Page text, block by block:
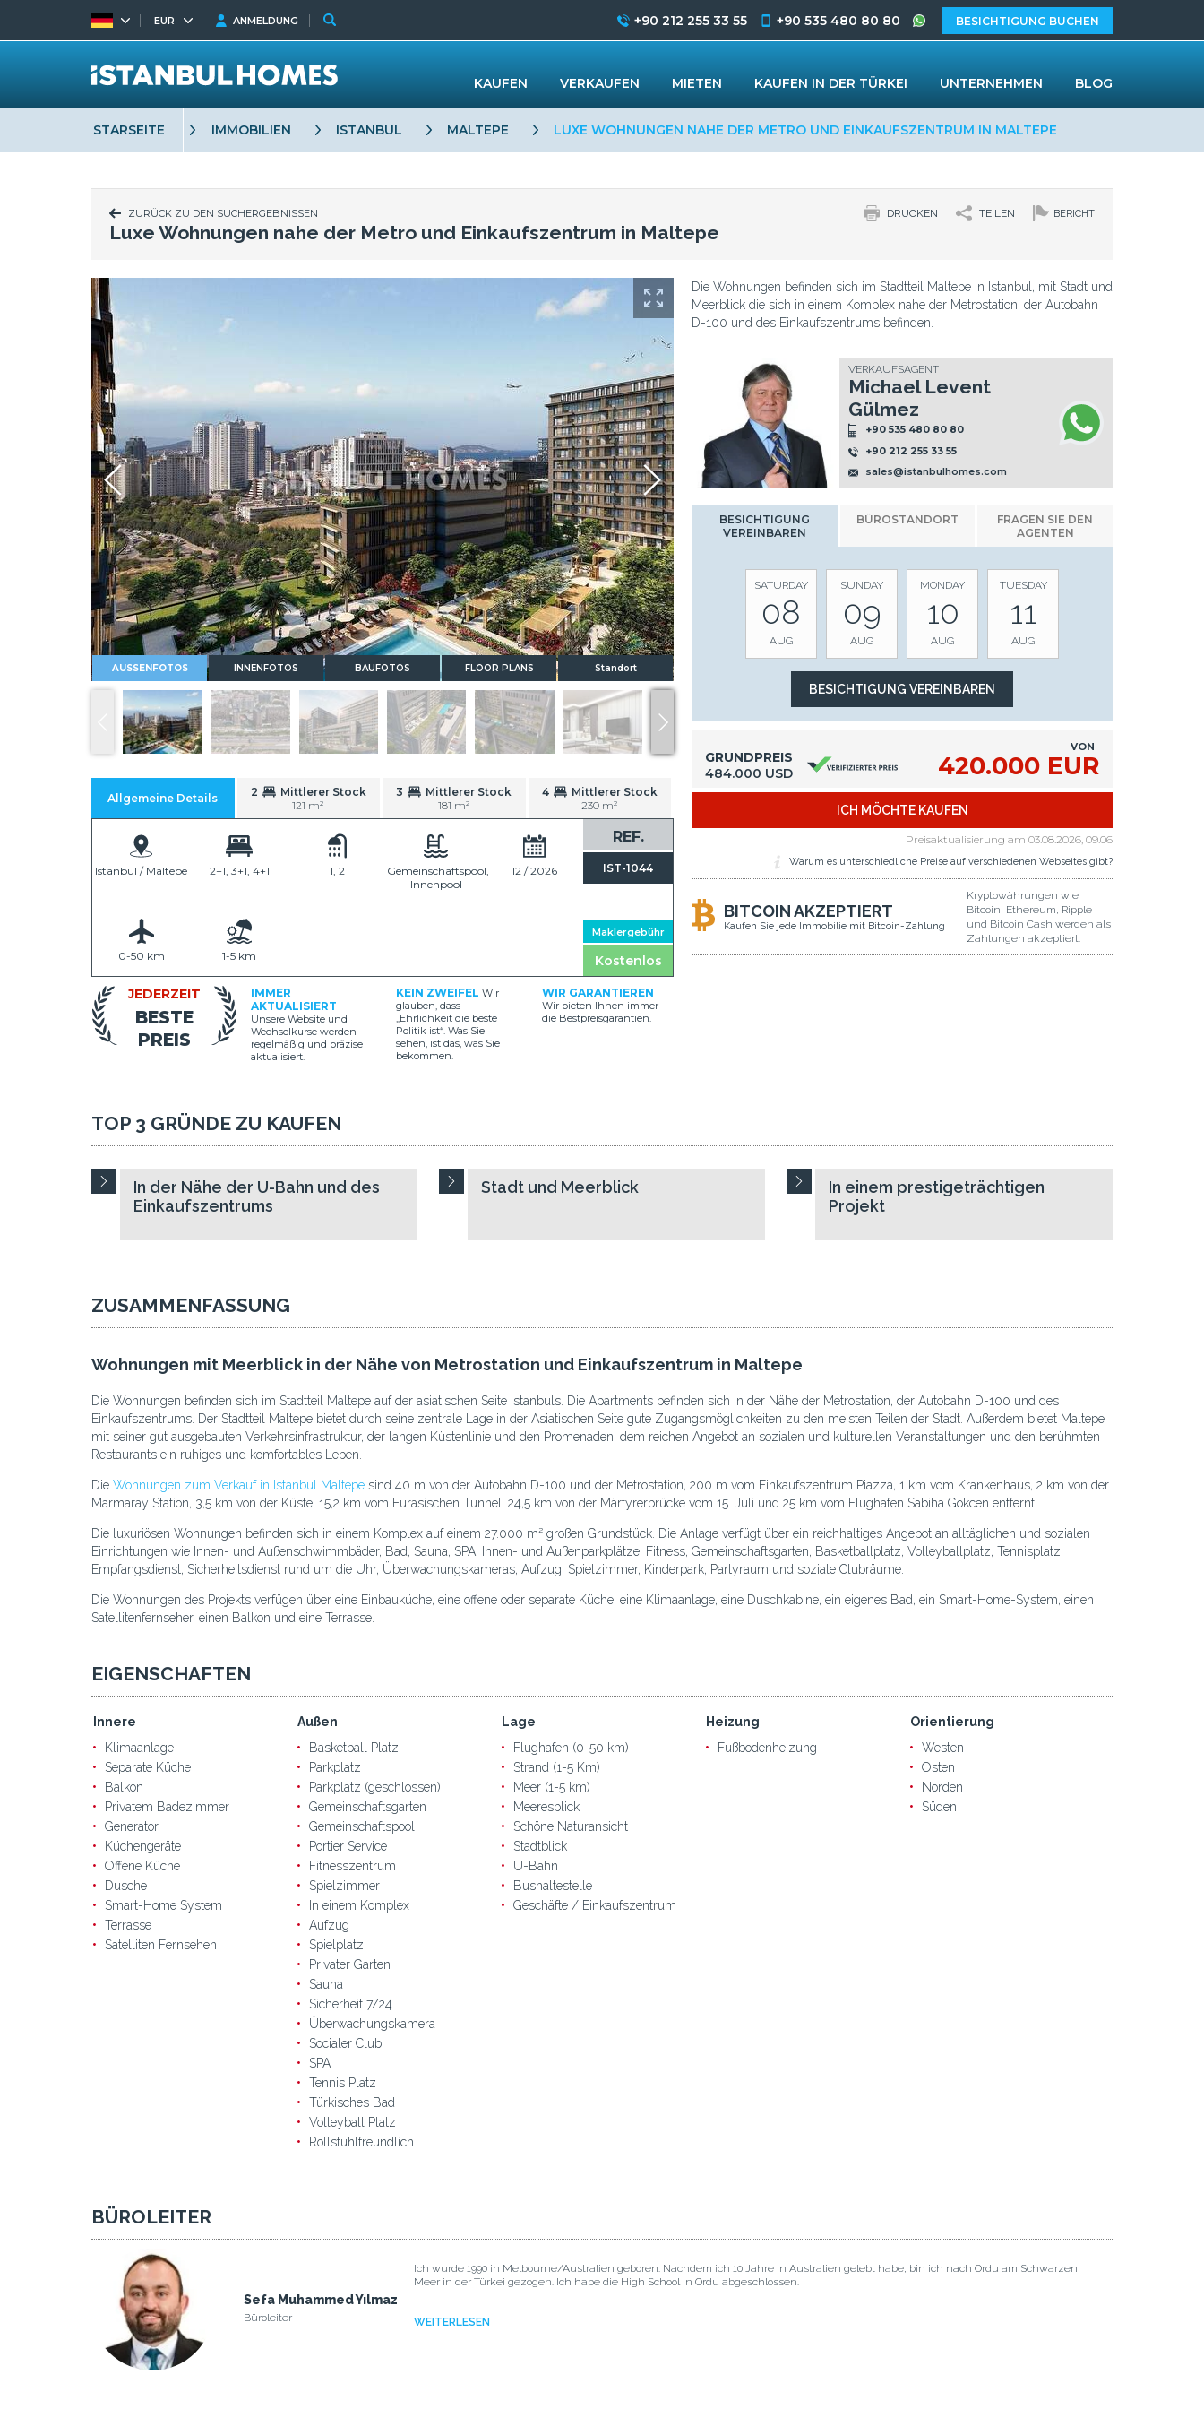
STARSEITE IMMOBILIEN ISTANBUL MALTEPE LUXE WOHNUNGEN NAHE DER METRO UND EINKAUFSZENTRUM IN MALTEPE
ZURÜCK ZU DEN SUCHERGEBNISSEN BERICHT
TEILEN
DRUCKEN
Luxe Wohnungen nahe der Metro und Einkaufszentrum in Maltepe
AUSSENFOTOS INNENFOTOS BAUFOTOS FLOOR PLANS Standort
Allgemeine Details 2
Mittlerer Stock
121 m²
3
Mittlerer Stock
181 m²
4
Mittlerer Stock
230 m²
REF.
IST-1044
Maklergebühr
Kostenlos
Istanbul / Maltepe 2+1, 3+1, 4+1 1, 2
Gemeinschaftspool,
Innenpool
12 / 2026
0-50 km 1-5 km
JEDERZEIT
BESTE
PREIS
IMMER
AKTUALISIERT
Unsere Website und
Wechselkurse werden
regelmäßig und präzise
aktualisiert.
KEIN ZWEIFEL Wir
glauben, dass
„Ehrlichkeit die beste
Politik ist“. Was Sie
sehen, ist das, was Sie
bekommen.
WIR GARANTIEREN
Wir bieten Ihnen immer
die Bestpreisgarantien.
Die Wohnungen befinden sich im Stadtteil Maltepe in Istanbul, mit Stadt und
Meerblick die sich in einem Komplex nahe der Metrostation, der Autobahn
D-100 und des Einkaufszentrums befinden.
VERKAUFSAGENT
Michael Levent
Gülmez
+90 535 480 80 80
+90 212 255 33 55
sales@istanbulhomes.com
Whatsapp
BESICHTIGUNG
VEREINBAREN
BÜROSTANDORT
FRAGEN SIE DEN
AGENTEN
SATURDAY
08
AUG
SUNDAY
09
AUG
MONDAY
10
AUG
TUESDAY
11
AUG
GRUNDPREIS
484.000 USD
VON
420.000 EUR
ICH MÖCHTE KAUFEN
Preisaktualisierung am 03.08.2026, 09.06
Warum es unterschiedliche Preise auf verschiedenen Webseites gibt?
BITCOIN AKZEPTIERT
Kaufen Sie jede Immobilie mit Bitcoin-Zahlung
Kryptowährungen wie
Bitcoin, Ethereum, Ripple
und Bitcoin Cash werden als
Zahlungen akzeptiert.
TOP 3 GRÜNDE ZU KAUFEN
In der Nähe der U-Bahn und des
Einkaufszentrums
Stadt und Meerblick
In einem prestigeträchtigen
Projekt
ZUSAMMENFASSUNG
Wohnungen mit Meerblick in der Nähe von Metrostation und Einkaufszentrum in Maltepe
Die Wohnungen befinden sich im Stadtteil Maltepe auf der asiatischen Seite Istanbuls. Die Apartments befinden sich in der Nähe der Metrostation, der Autobahn D-100 und des
Einkaufszentrums. Der Stadtteil Maltepe bietet durch seine zentrale Lage in der Asiatischen Seite gute Zugangsmöglichkeiten zu den meisten Teilen der Stadt. Außerdem bietet Maltepe
mit seiner gut ausgebauten Verkehrsinfrastruktur, der langen Küstenlinie und den Promenaden, dem reichen Angebot an sozialen und kulturellen Veranstaltungen und den berühmten
Restaurants ein ruhiges und komfortables Leben.
Die Wohnungen zum Verkauf in Istanbul Maltepe sind 40 m von der Autobahn D-100 und der Metrostation, 200 m vom Einkaufszentrum Piazza, 1 km vom Krankenhaus, 2 km von der
Marmaray Station, 3,5 km von der Küste, 15,2 km vom Eurasischen Tunnel, 24,5 km von der Märtyrerbrücke vom 15. Juli und 25 km vom Flughafen Sabiha Gokcen entfernt.
Die luxuriösen Wohnungen befinden sich in einem Komplex auf einem 27.000 m² großen Grundstück. Die Anlage verfügt über ein reichhaltiges Angebot an alltäglichen und sozialen
Einrichtungen wie Innen- und Außenschwimmbäder, Bad, Sauna, SPA, Innen- und Außenparkplätze, Fitness, Gemeinschaftsgarten, Basketballplatz, Volleyballplatz, Tennisplatz,
Empfangsdienst, Sicherheitsdienst rund um die Uhr, Überwachungskameras, Aufzug, Spielzimmer, Kinderpark, Partyraum und soziale Clubräume.
Die Wohnungen des Projekts verfügen über eine Einbauküche, eine offene oder separate Küche, eine Klimaanlage, eine Duschkabine, ein eigenes Bad, ein Smart-Home-System, einen
Satellitenfernseher, einen Balkon und eine Terrasse.
EIGENSCHAFTEN
Innere
Klimaanlage
Separate Küche
Balkon
Privatem Badezimmer
Generator
Küchengeräte
Offene Küche
Dusche
Smart-Home System
Terrasse
Satelliten Fernsehen
Außen
Basketball Platz
Parkplatz
Parkplatz (geschlossen)
Gemeinschaftsgarten
Gemeinschaftspool
Portier Service
Fitnesszentrum
Spielzimmer
In einem Komplex
Aufzug
Spielplatz
Privater Garten
Sauna
Sicherheit 7/24
Überwachungskamera
Socialer Club
SPA
Tennis Platz
Türkisches Bad
Volleyball Platz
Rollstuhlfreundlich
Lage
Flughafen (0-50 km)
Strand (1-5 Km)
Meer (1-5 km)
Meeresblick
Schöne Naturansicht
Stadtblick
U-Bahn
Bushaltestelle
Geschäfte / Einkaufszentrum
Heizung
Fußbodenheizung
Orientierung
Westen
Osten
Norden
Süden
BÜROLEITER
Sefa Muhammed Yılmaz
Büroleiter
Ich wurde 1990 in Melbourne/Australien geboren. Nachdem ich 10 Jahre in Australien gelebt habe, bin ich nach Ordu am Schwarzen
Meer in der Türkei gezogen. Ich habe die High School in Ordu abgeschlossen.
WEITERLESEN
EUR ANMELDUNG +90 212 255 33 55 +90 535 480 80 80 BESICHTIGUNG BUCHEN
KAUFEN VERKAUFEN MIETEN KAUFEN IN DER TÜRKEI UNTERNEHMEN BLOG